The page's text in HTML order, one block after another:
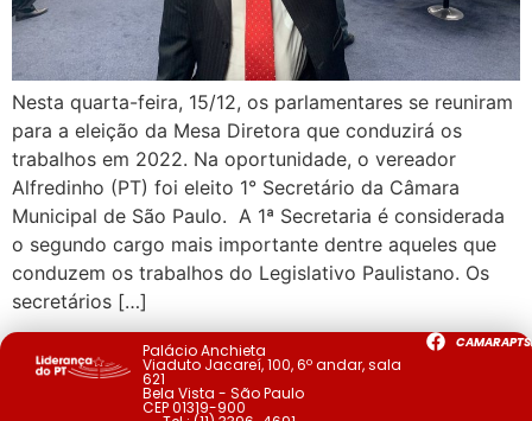
Nesta quarta-feira, 15/12, os parlamentares se reuniram
para a eleição da Mesa Diretora que conduzirá os
trabalhos em 2022. Na oportunidade, o vereador
Alfredinho (PT) foi eleito 1° Secretário da Câmara
Municipal de São Paulo. A 1ª Secretaria é considerada
o segundo cargo mais importante dentre aqueles que
conduzem os trabalhos do Legislativo Paulistano. Os
secretários […]
Palácio Anchieta
Viaduto Jacareí, 100, 6º andar, sala
621
Bela Vista - São Paulo
CEP 01319-900